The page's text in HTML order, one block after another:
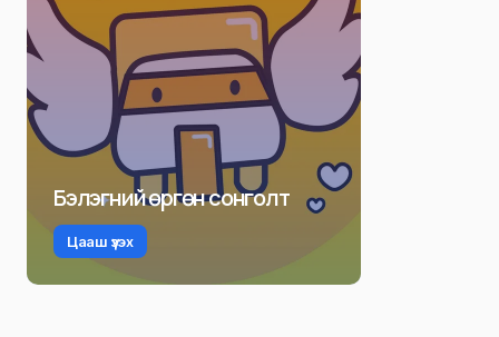
Бэлэгний өргөн сонголт
Цааш үзэх